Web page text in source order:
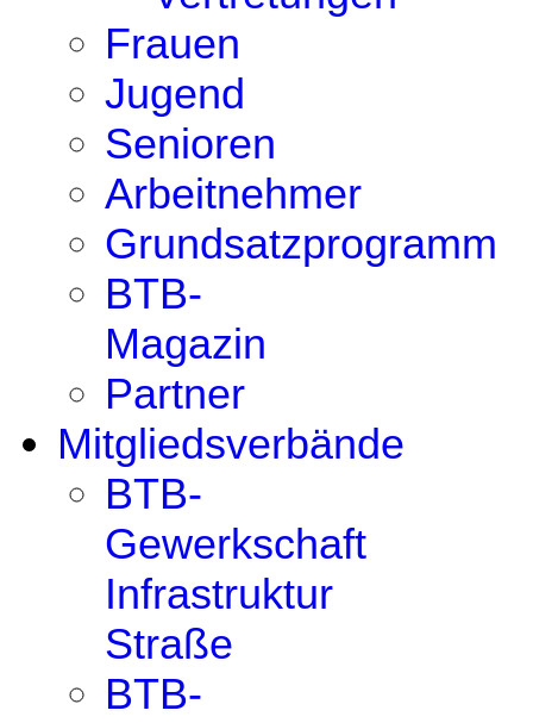
Frauen
Jugend
Senioren
Arbeitnehmer
Grundsatzprogramm
BTB-
Magazin
Partner
Mitgliedsverbände
BTB-
Gewerkschaft
Infrastruktur
Straße
BTB-